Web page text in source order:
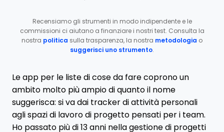
Recensiamo gli strumenti in modo indipendente e le
commissioni ci aiutano a finanziare i nostri test. Consulta la
nostra politica sulla trasparenza, la nostra metodologia o
suggerisci uno strumento.
Le app per le liste di cose da fare coprono un
ambito molto più ampio di quanto il nome
suggerisca: si va dai tracker di attività personali
agli spazi di lavoro di progetto pensati per i team.
Ho passato più di 13 anni nella gestione di progetti